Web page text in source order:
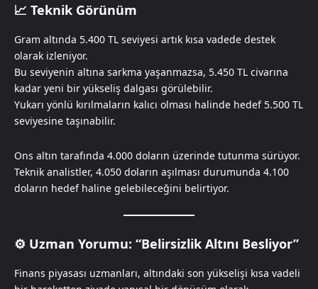
📈 Teknik Görünüm
Gram altında 5.400 TL seviyesi artık kısa vadede destek
olarak izleniyor.
Bu seviyenin altına sarkma yaşanmazsa, 5.450 TL civarına
kadar yeni bir yükseliş dalgası görülebilir.
Yukarı yönlü kırılmaların kalıcı olması halinde hedef 5.500 TL
seviyesine taşınabilir.
Ons altın tarafında 4.000 doların üzerinde tutunma sürüyor.
Teknik analistler, 4.050 doların aşılması durumunda 4.100
doların hedef haline gelebileceğini belirtiyor.
⚙️ Uzman Yorumu: “Belirsizlik Altını Besliyor”
Finans piyasası uzmanları, altındaki son yükselişi kısa vadeli